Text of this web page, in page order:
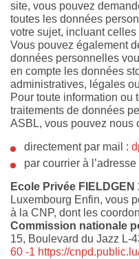
site, vous pouvez
toutes les données
votre sujet, incluant
Vous pouvez également
données personnelles
en compte les données
administratives, légales
Pour toute information ou
traitements de données
ASBL, vous pouvez nous
directement par mail :
par courrier à
Ecole Privée FIELDGEN
Luxembourg Enfin, vous
à la CNP, dont les
Commission nationale
15, Boulevard du Jazz L-
60 -1 https://